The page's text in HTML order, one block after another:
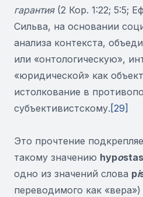
гарантия(2 Кор. 1:22; 5:5;
Сильва, на основании
анализа контекста,
или «онтологическую»,
«юридической» как
истолкование в
субъективистскому. [29]
Это прочтение
такому значению hypo
одно из значений слова pi
переводимого как «вера»)